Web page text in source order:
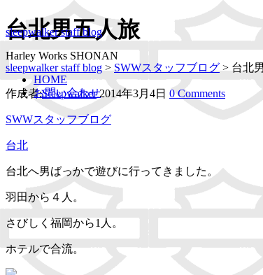
sleepwalker staff blog
Harley Works SHONAN
HOME
お問い合わせ
台北男五人旅
sleepwalker staff blog > SWWスタッフブログ > 台北
作成者:Sleepwalker 2014年3月4日 0 Comments
SWWスタッフブログ
台北
台北へ男ばっかで遊びに行ってきました。
羽田から４人。
さびしく福岡から1人。
ホテルで合流。